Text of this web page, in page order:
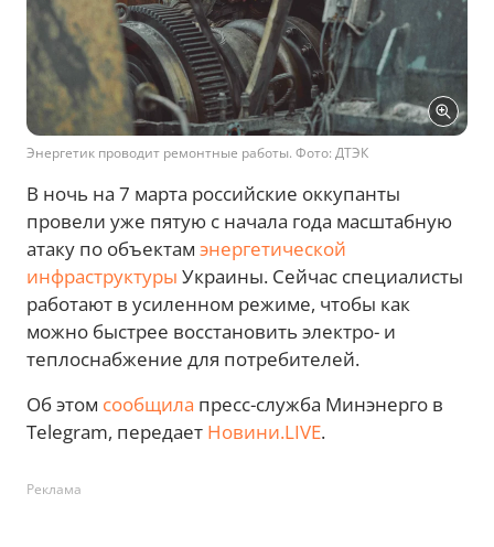
Энергетик проводит ремонтные работы. Фото: ДТЭК
В ночь на 7 марта российские оккупанты
провели уже пятую с начала года масштабную
атаку по объектам энергетической
инфраструктуры Украины. Сейчас специалисты
работают в усиленном режиме, чтобы как
можно быстрее восстановить электро- и
теплоснабжение для потребителей.
Об этом сообщила пресс-служба Минэнерго в
Telegram, передает Новини.LIVE.
Реклама